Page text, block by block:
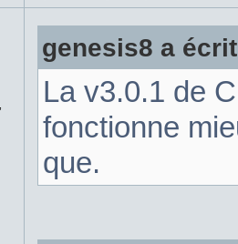
genesis8 a
La v3.0.1 de
fonctionne
que.